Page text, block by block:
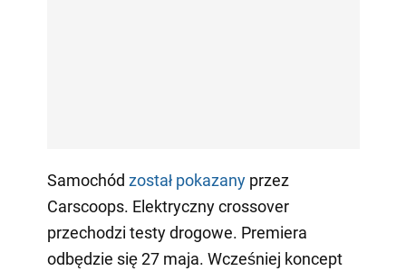
Samochód został pokazanyprzez
Carscoops. Elektryczny crossover
przechodzi testy drogowe. Premiera
odbędzie się 27 maja. Wcześniej koncept